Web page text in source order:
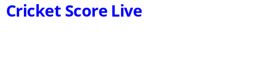
Cricket Score Live